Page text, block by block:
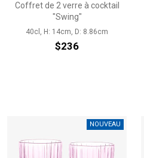
Coffret de 2 verre à cocktail
"Swing"
40cl, H: 14cm, D: 8.86cm
$236
NOUVEAU